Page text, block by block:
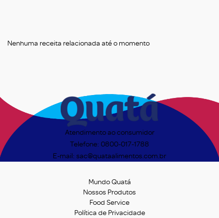
Nenhuma receita relacionada até o momento
Atendimento ao consumidor
Telefone: 0800-017-1788
E-mail: sac@quataalimentos.com.br
Mundo Quatá
Nossos Produtos
Food Service
Política de Privacidade